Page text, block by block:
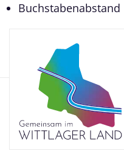
Buchstabenabstand